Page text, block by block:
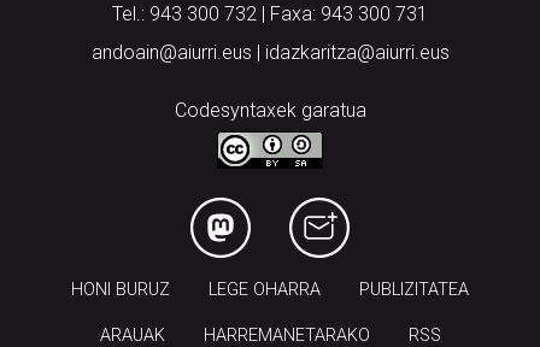
Tel.: 943 300 732 | Faxa: 943 300 731
andoain@aiurri.eus | idazkaritza@aiurri.eus
Codesyntaxek garatua
HONI BURUZ LEGE OHARRA PUBLIZITATEA
ARAUAK HARREMANETARAKO RSS